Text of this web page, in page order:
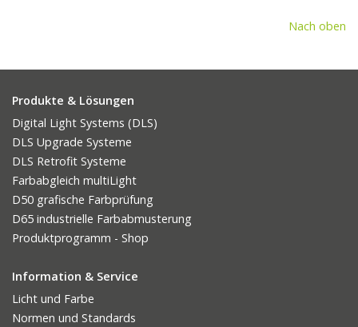
Nach oben
Produkte & Lösungen
Digital Light Systems (DLS)
DLS Upgrade Systeme
DLS Retrofit Systeme
Farbabgleich multiLight
D50 grafische Farbprüfung
D65 industrielle Farbabmusterung
Produktprogramm - Shop
Information & Service
Licht und Farbe
Normen und Standards